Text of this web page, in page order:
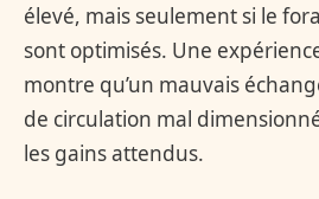
élevé, mais seulement si le
sont optimisés. Une
montre qu’un mauvais
de circulation mal
les gains attendus.